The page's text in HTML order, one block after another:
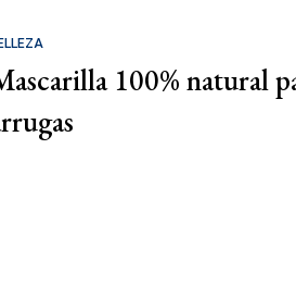
100% natural